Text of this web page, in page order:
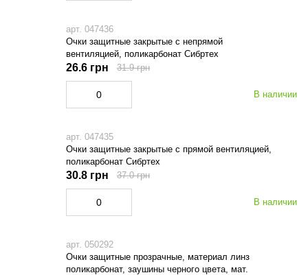
арт. 047436
Очки защитные закрытые с непрямой
вентиляцией, поликарбонат Сибртех
В наличии
26.6 грн 31.9 грн
арт. 047435
Очки защитные закрытые с прямой вентиляцией,
поликарбонат Сибртех
В наличии
30.8 грн 37.0 грн
арт. 050292
Очки защитные прозрачные, материал линз
поликарбонат, заушины черного цвета, мат.